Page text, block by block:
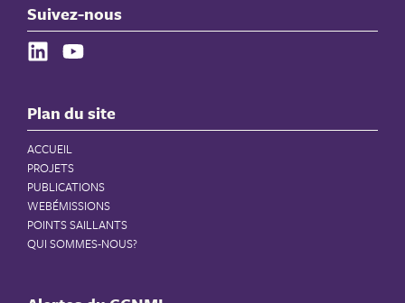
Suivez-nous
Plan du site
ACCUEIL
PROJETS
PUBLICATIONS
WEBÉMISSIONS
POINTS SAILLANTS
QUI SOMMES-NOUS?